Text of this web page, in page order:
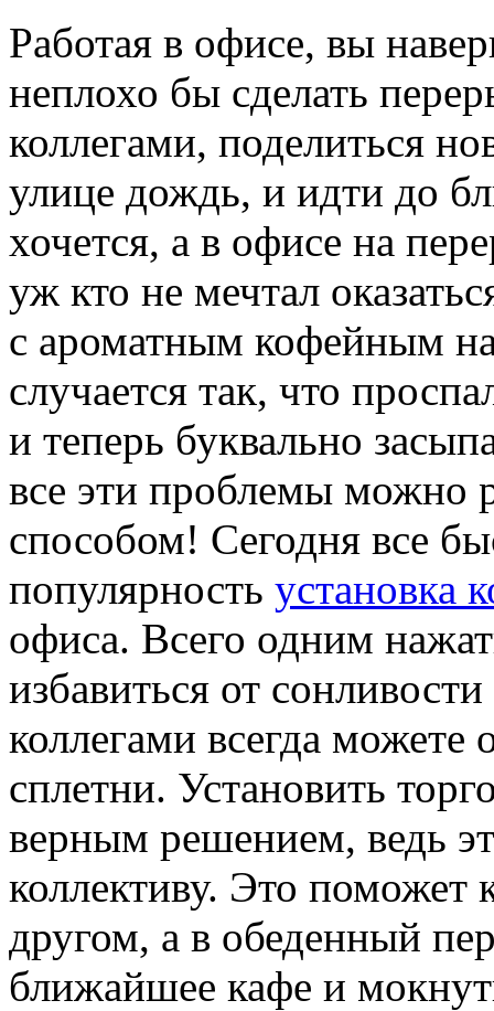
Работая в офисе, вы
неплохо бы сделать
коллегами, поделиться
улице дождь, и идти до
хочется, а в офисе на
уж кто не мечтал
с ароматным кофейным
случается так, что
и теперь буквально
все эти проблемы можно
способом! Сегодня все
популярность установка
офиса. Всего одним
избавиться от
коллегами всегда можете
сплетни. Установить
верным решением, ведь
коллективу. Это поможет
другом, а в обеденный
ближайшее кафе и